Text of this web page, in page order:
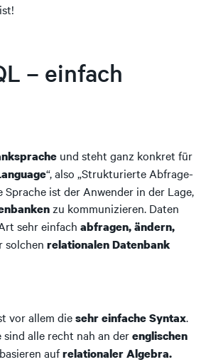
ist!
– einfach
und steht ganz konkret für
“, also „Strukturierte Abfrage-
Sprache ist der Anwender in der Lage,
zu kommunizieren. Daten
sehr einfach abfragen, ändern,
solchen relationalen Datenbank
vor allem diesehr einfache Syntax.
sind alle recht nah an derenglischen
aufrelationaler Algebra.